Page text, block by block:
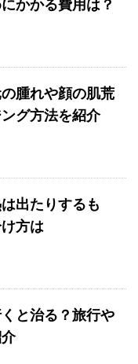
かかる費用は？
腫れや顔の肌荒
グ方法を紹介
出たりするも
方は
と治る？旅行や